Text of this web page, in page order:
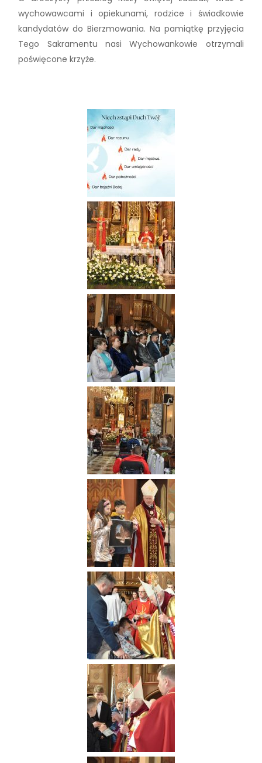
wychowawcami i opiekunami, rodzice i świadkowie
kandydatów do Bierzmowania. Na pamiątkę przyjęcia
Tego Sakramentu nasi Wychowankowie otrzymali
poświęcone krzyże.